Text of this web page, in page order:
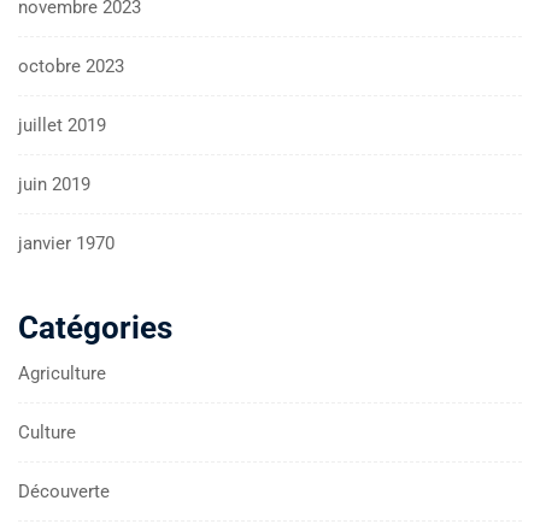
novembre 2023
octobre 2023
juillet 2019
juin 2019
janvier 1970
Catégories
Agriculture
Culture
Découverte